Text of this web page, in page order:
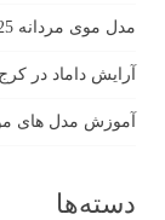
مدل موی مردانه 2025
آرایش داماد در کرج
آموزش مدل های
دسته‌ها